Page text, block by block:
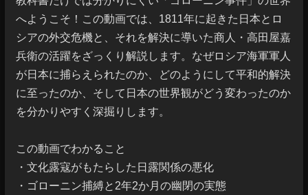
へようこそ！この動画では、1811年に起きた日本とロ
シアの外交危機と、それを解決に導いた商人・高田屋嘉
兵衛の活躍をざっくり解説します。なぜロシア海軍軍人
が日本に捕らえられたのか、どのようにして平和的解決
に至ったのか、そして日本の世界観がどう変わったのか
を分かりやすく深掘りします。
この動画でわかること
・文化露寇がもたらした日露関係の悪化
・ゴローニン捕縛と2年2か月の幽閉の実態